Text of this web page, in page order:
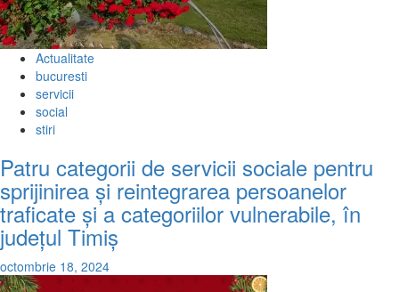
Actualitate
bucuresti
servicii
social
stiri
Patru categorii de servicii sociale pentru
sprijinirea și reintegrarea persoanelor
traficate și a categoriilor vulnerabile, în
județul Timiș
octombrie 18, 2024